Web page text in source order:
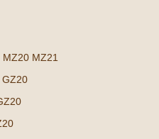
シリンダー リペアキッ
MZ21